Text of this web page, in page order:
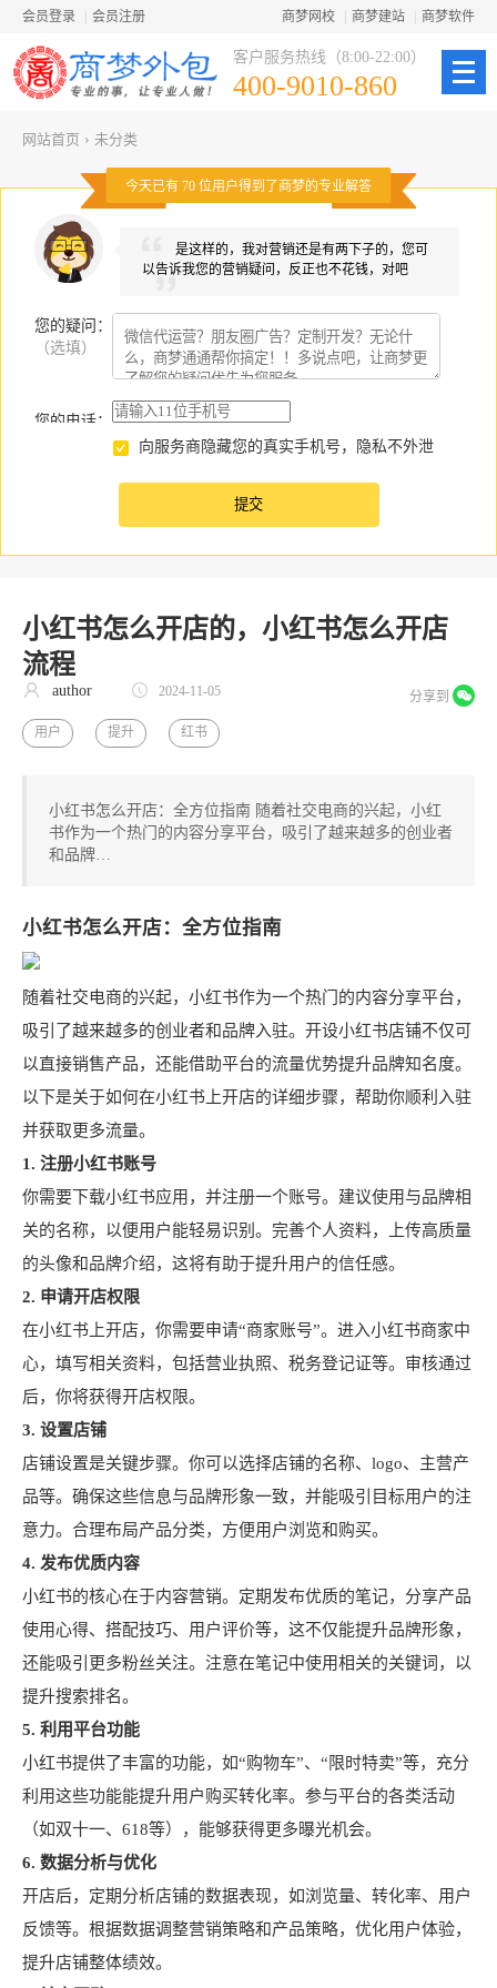
会员登录 会员注册 商梦网校 商梦建站 商梦软件
客户服务热线（8:00-22:00）
400-9010-860
网站首页 › 未分类
今天已有 70 位用户得到了商梦的专业解答
是这样的，我对营销还是有两下子的，您可
以告诉我您的营销疑问，反正也不花钱，对吧
您的疑问
（选填）
：
您的电话：
向服务商隐藏您的真实手机号，隐私不外泄
小红书怎么开店的，小红书怎么开店
流程
分享到
author 2024-11-05
用户 提升 红书
小红书怎么开店：全方位指南 随着社交电商的兴起，小红
书作为一个热门的内容分享平台，吸引了越来越多的创业者
和品牌…
小红书怎么开店：全方位指南
随着社交电商的兴起，小红书作为一个热门的内容分享平台，
吸引了越来越多的创业者和品牌入驻。开设小红书店铺不仅可
以直接销售产品，还能借助平台的流量优势提升品牌知名度。
以下是关于如何在小红书上开店的详细步骤，帮助你顺利入驻
并获取更多流量。
1. 注册小红书账号
你需要下载小红书应用，并注册一个账号。建议使用与品牌相
关的名称，以便用户能轻易识别。完善个人资料，上传高质量
的头像和品牌介绍，这将有助于提升用户的信任感。
2. 申请开店权限
在小红书上开店，你需要申请“商家账号”。进入小红书商家中
心，填写相关资料，包括营业执照、税务登记证等。审核通过
后，你将获得开店权限。
3. 设置店铺
店铺设置是关键步骤。你可以选择店铺的名称、logo、主营产
品等。确保这些信息与品牌形象一致，并能吸引目标用户的注
意力。合理布局产品分类，方便用户浏览和购买。
4. 发布优质内容
小红书的核心在于内容营销。定期发布优质的笔记，分享产品
使用心得、搭配技巧、用户评价等，这不仅能提升品牌形象，
还能吸引更多粉丝关注。注意在笔记中使用相关的关键词，以
提升搜索排名。
5. 利用平台功能
小红书提供了丰富的功能，如“购物车”、“限时特卖”等，充分
利用这些功能能提升用户购买转化率。参与平台的各类活动
（如双十一、618等），能够获得更多曝光机会。
6. 数据分析与优化
开店后，定期分析店铺的数据表现，如浏览量、转化率、用户
反馈等。根据数据调整营销策略和产品策略，优化用户体验，
提升店铺整体绩效。